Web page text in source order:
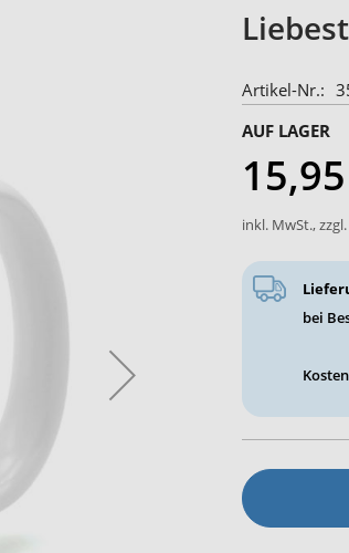
Artikel-Nr.
AUF LAGER
inkl. MwSt.,zzgl.
bei